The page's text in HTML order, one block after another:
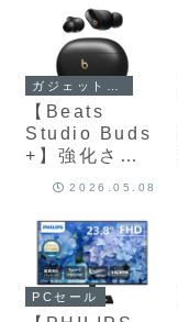
操作性を両立
したモデル
軽量設計と金
属鏡筒を採用
したフルサイ
ズ対応のAF単
焦点レンズ
【Beats
Studio Buds
+】強化され
たアクティブ
セリング、外
音取り込み、
最大36時間の
再生、
Android／
2026.05.08
PCセール